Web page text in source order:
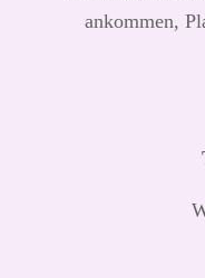
ankommen,